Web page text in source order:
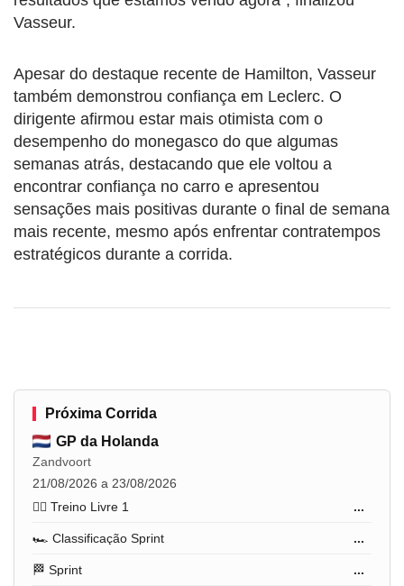
Vasseur.
Apesar do destaque recente de Hamilton, Vasseur
também demonstrou confiança em Leclerc. O
dirigente afirmou estar mais otimista com o
desempenho do monegasco do que algumas
semanas atrás, destacando que ele voltou a
encontrar confiança no carro e apresentou
sensações mais positivas durante o final de semana
mais recente, mesmo após enfrentar contratempos
estratégicos durante a corrida.
Próxima Corrida
GP da Holanda
Zandvoort
21/08/2026 a 23/08/2026
🏋️‍♂️ Treino Livre 1
...
🏎️ Classificação Sprint ...
🏁 Sprint ...